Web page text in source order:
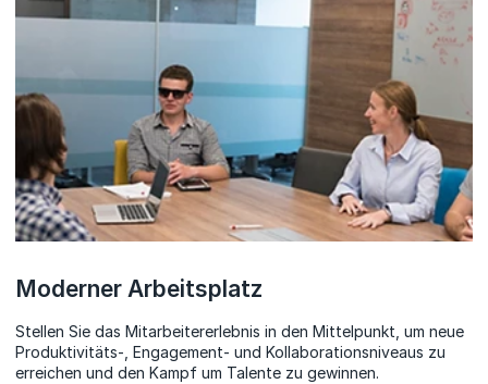
Moderner Arbeitsplatz
Stellen Sie das Mitarbeitererlebnis in den Mittelpunkt, um neue
Produktivitäts-, Engagement- und Kollaborationsniveaus zu
erreichen und den Kampf um Talente zu gewinnen.